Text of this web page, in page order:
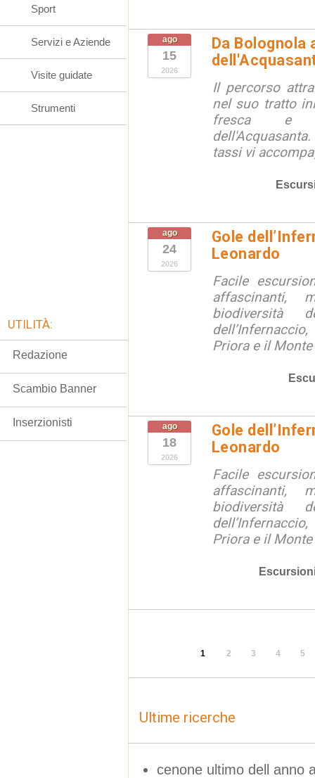
ago
15
2026
Da Bolognola
Il percorso
nel suo tratto
fresca e
tassi vi
ago
24
2026
Gole
Leonardo
Facile
affascinanti,
biodiversità
Priora e il
ago
18
2026
Gole
Leonardo
Facile
affascinanti,
biodiversità
Priora e il
1 2 3 4 5
Ultime ricerche
cenone ultimo dell anno
Sport
Servizi e Aziende
Visite guidate
Strumenti
UTILITÀ:
Redazione
Scambio Banner
Inserzionisti